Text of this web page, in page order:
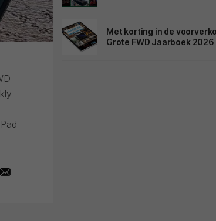
Met korting in de
Grote FWD Jaarboek 2026